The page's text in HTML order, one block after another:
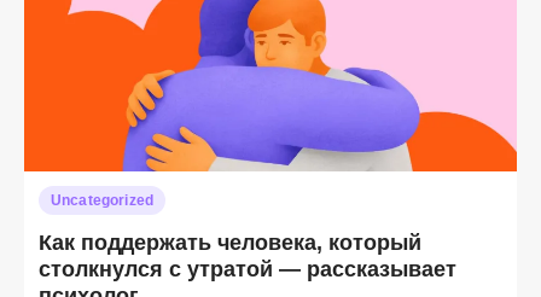
Uncategorized
Как поддержать человека, который
столкнулся с утратой — рассказывает